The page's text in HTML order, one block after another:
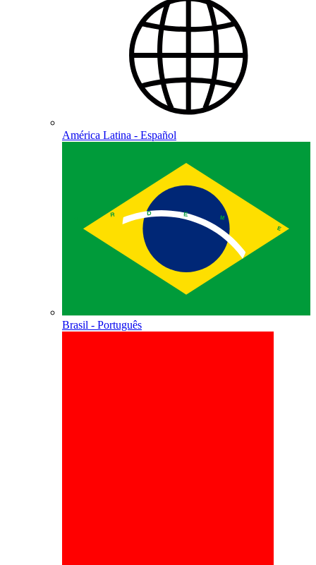
América Latina - Español
Brasil - Português